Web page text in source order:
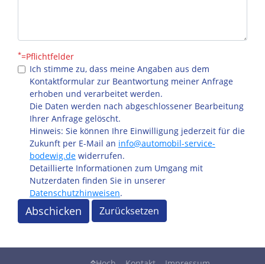
*=Pflichtfelder
Ich stimme zu, dass meine Angaben aus dem
Kontaktformular zur Beantwortung meiner Anfrage
erhoben und verarbeitet werden.
Die Daten werden nach abgeschlossener Bearbeitung
Ihrer Anfrage gelöscht.
Hinweis: Sie können Ihre Einwilligung jederzeit für die
Zukunft per E-Mail an info@automobil-service-
bodewig.de widerrufen.
Detaillierte Informationen zum Umgang mit
Nutzerdaten finden Sie in unserer
Datenschutzhinweisen.
Abschicken Zurücksetzen